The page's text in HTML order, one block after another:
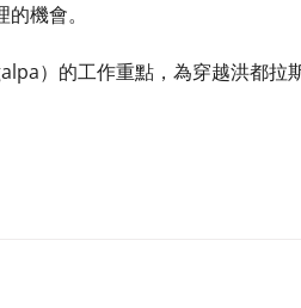
機會。​
）的工作重點，為穿越洪都拉